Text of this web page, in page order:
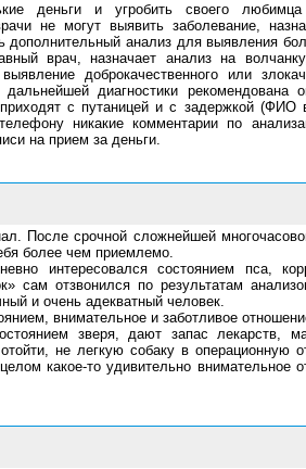
деньги и угробить своего любимца
не могут выявить заболевание,
дополнительный анализ для выявления
врач, назначает анализ на
доброкачественного или
диагностики рекомендована
с путаницей и с задержкой (ФИО
никакие комментарии по
на прием за деньги.
После срочной сложнейшей
более чем приемлемо.
интересовался состоянием пса,
сам отзвонился по результатам
и очень адекватный человек.
внимательное и заботливое
зверя, дают запас лекарств,
не легкую собаку в операционную
какое-то удивительно внимательное